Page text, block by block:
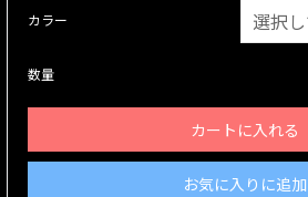
カラー
数量
カートに入れる
お気に入りに追加